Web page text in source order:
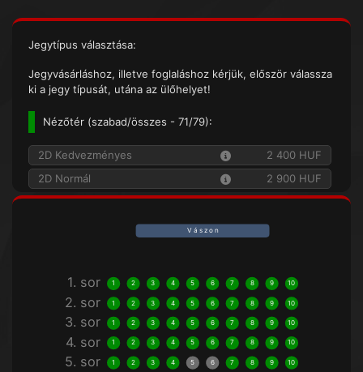
Jegytípus választása:
Jegyvásárláshoz, illetve foglaláshoz kérjük, először válassza
ki a jegy típusát, utána az ülőhelyet!
Nézőtér (szabad/összes - 71/79):
2D Kedvezményes
2 400 HUF
2D Normál
2 900 HUF
V á s z o n
1. sor 1 2 3 4 5 6 7 8 9 10
2. sor 1 2 3 4 5 6 7 8 9 10
3. sor 1 2 3 4 5 6 7 8 9 10
4. sor 1 2 3 4 5 6 7 8 9 10
5. sor 1 2 3 4 5 6 7 8 9 10